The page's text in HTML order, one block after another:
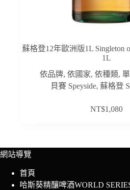
蘇格登12年歐洲版1L Singleton
1L
依品牌,依國家,依種類,
貝賽 Speyside, 蘇格登
NT$1,080
網站導覽
首頁
哈斯葵精釀啤酒WORLD